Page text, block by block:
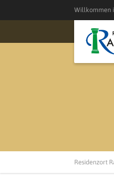
Willkommen
Residenzort